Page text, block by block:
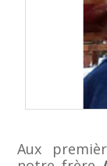
Aux